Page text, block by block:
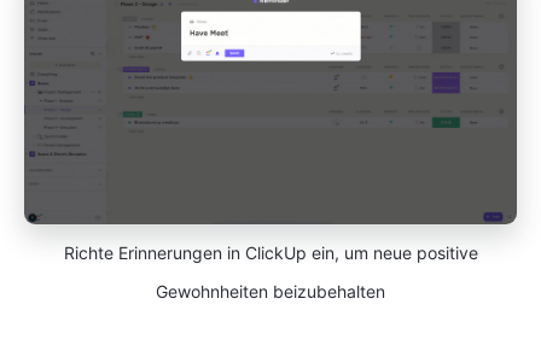
Richte Erinnerungen in ClickUp ein, um neue positive
Gewohnheiten beizubehalten